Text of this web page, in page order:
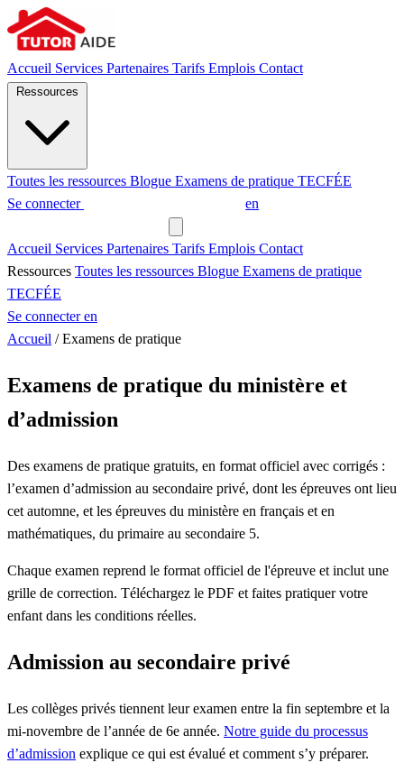
Accueil Services Partenaires Tarifs Emplois Contact
Toutes les ressources Blogue Examens de pratique TECFÉE
Se connecter
en
Accueil Services Partenaires Tarifs Emplois Contact
Ressources Toutes les ressources Blogue Examens de pratique
TECFÉE
Se connecteren
Accueil / Examens de pratique
Examens de pratique du ministère et
d’admission
Des examens de pratique gratuits, en format officiel avec corrigés :
l’examen d’admission au secondaire privé, dont les épreuves ont lieu
cet automne, et les épreuves du ministère en français et en
mathématiques, du primaire au secondaire 5.
Chaque examen reprend le format officiel de l'épreuve et inclut une
grille de correction. Téléchargez le PDF et faites pratiquer votre
enfant dans les conditions réelles.
Admission au secondaire privé
Les collèges privés tiennent leur examen entre la fin septembre et la
mi-novembre de l’année de 6e année. Notre guide du processus
d’admission explique ce qui est évalué et comment s’y préparer.